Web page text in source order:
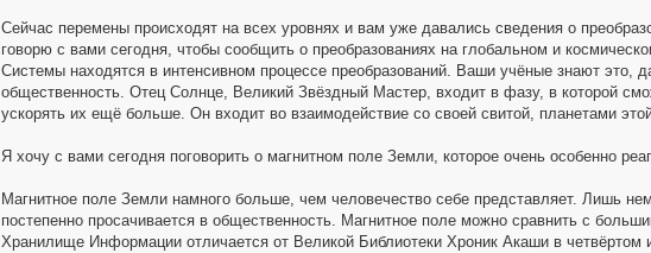
Сейчас перемены происходят на всех уровнях и вам уже давались сведения о
говорю с вами сегодня, чтобы сообщить о преобразованиях на глобальном и
Системы находятся в интенсивном процессе преобразований. Ваши учёные знают это,
общественность. Отец Солнце, Великий Звёздный Мастер, входит в фазу, в которой
ускорять их ещё больше. Он входит во взаимодействие со своей свитой, планетами
Я хочу с вами сегодня поговорить о магнитном поле Земли, которое очень особенно
Магнитное поле Земли намного больше, чем человечество себе представляет. Лишь
постепенно просачивается в общественность. Магнитное поле можно сравнить с
Хранилище Информации отличается от Великой Библиотеки Хроник Акаши в четвёртом